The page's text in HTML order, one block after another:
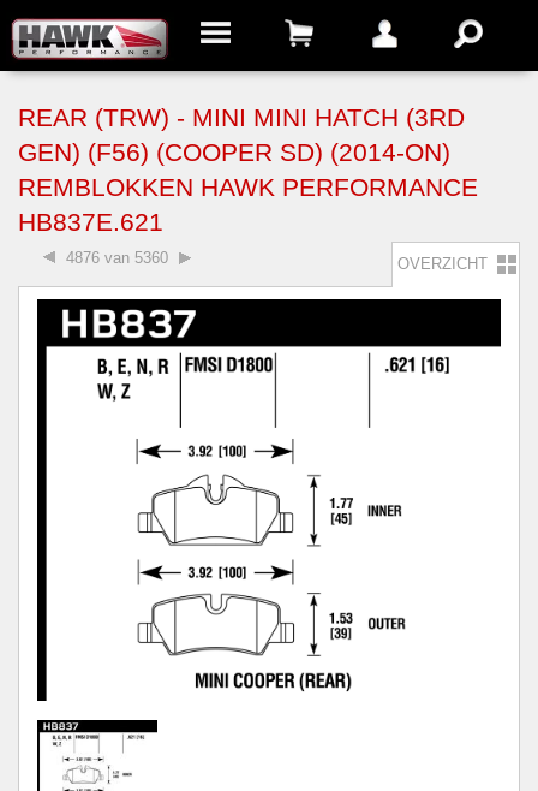
REAR (TRW) - MINI MINI HATCH (3RD
GEN) (F56) (COOPER SD) (2014-ON)
REMBLOKKEN HAWK PERFORMANCE
HB837E.621
4876 van 5360 OVERZICHT